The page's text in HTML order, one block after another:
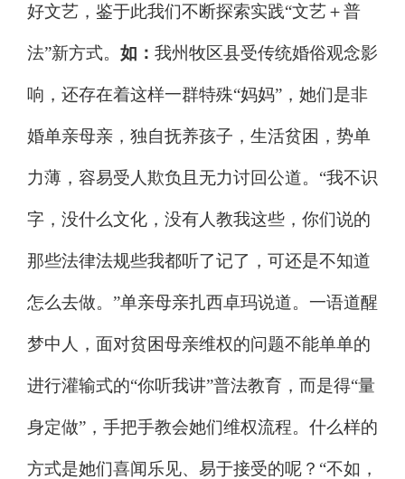
好文艺，鉴于此我们不断探索实践“文艺＋普
法”新方式。 如： 我州牧区县受传统婚俗观念影
响，还存在着这样一群特殊“妈妈” ，她们是非
婚单亲母亲，独自抚养孩子，生活贫困，势单
力薄，容易受人欺负且无力讨回公道。 “我不识
字，没什么文化，没有人教我这些，你们说的
那些法律法规些我都听了记了，可还是不知道
怎么去做。 ”单亲母亲扎西卓玛说道。一语道醒
梦中人，面对贫困母亲维权的问题不能单单的
进行灌输式的“你听我讲”普法教育，而是得“量
身定做” ，手把手教会她们维权流程。什么样的
方式是她们喜闻乐见、易于接受的呢？ “不如，